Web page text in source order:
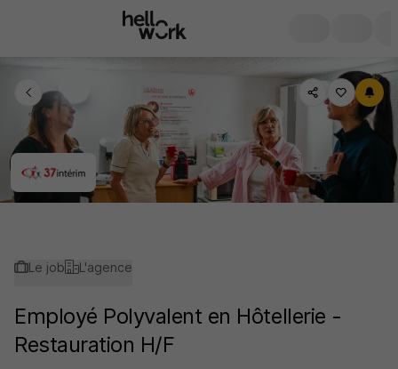
Le job L'agence
Employé Polyvalent en Hôtellerie -
Restauration H/F